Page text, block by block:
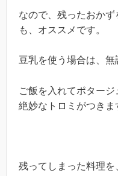
なので、残ったおか
も、オススメです。
豆乳を使う場合は、無
ご飯を入れてポタージ
絶妙なトロミがつきま
残ってしまった料理